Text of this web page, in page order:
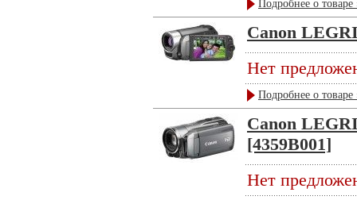
Подробнее о товаре
Canon
Нет
Подробнее о товаре
Canon
[4359B001]
Нет